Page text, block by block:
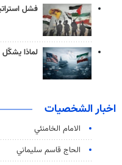
فشل
لماذا يشكّل
اخبار الشخصيات
الامام الخامنئي
الحاج قاسم سليماني